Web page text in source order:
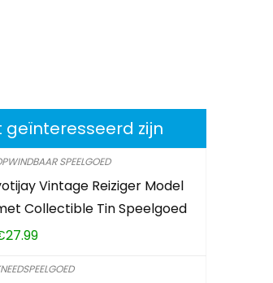
geïnteresseerd zijn
SPEELGOED
Vintage Reiziger Model
Collectible Tin Speelgoed
27.99